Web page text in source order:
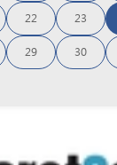
22 23
29 30